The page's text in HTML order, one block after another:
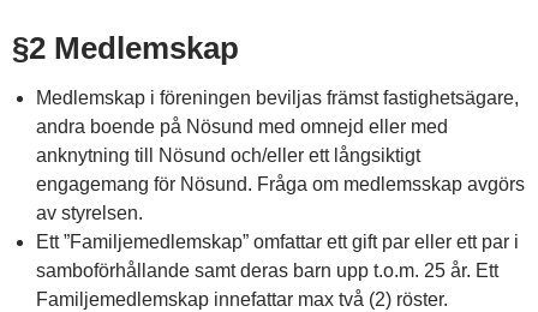
§2 Medlemskap
Medlemskap i föreningen beviljas främst fastighetsägare,
andra boende på Nösund med omnejd eller med
anknytning till Nösund och/eller ett långsiktigt
engagemang för Nösund. Fråga om medlemsskap avgörs
av styrelsen.
Ett ”Familjemedlemskap” omfattar ett gift par eller ett par i
samboförhållande samt deras barn upp t.o.m. 25 år. Ett
Familjemedlemskap innefattar max två (2) röster.